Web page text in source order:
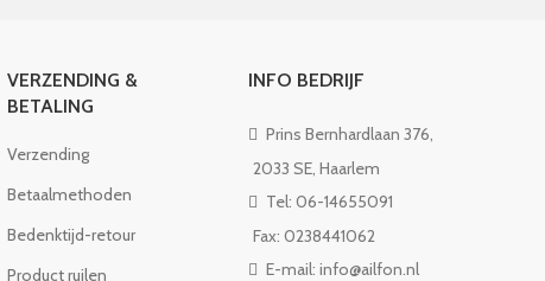
VERZENDING &
BETALING
Verzending
Betaalmethoden
Bedenktijd-retour
Product ruilen
INFO BEDRIJF
Prins Bernhardlaan 376,
2033 SE, Haarlem
Tel: 06-14655091
Fax: 0238441062
E-mail: info@ailfon.nl